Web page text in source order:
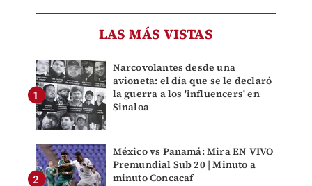
LAS MÁS VISTAS
Narcovolantes desde una
avioneta: el día que se le declaró
la guerra a los 'influencers' en
Sinaloa
México vs Panamá: Mira EN VIVO
Premundial Sub 20 | Minuto a
minuto Concacaf